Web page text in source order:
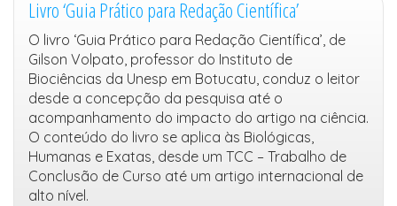
Livro ‘Guia Prático para Redação Científica’
O livro ‘Guia Prático para Redação Científica’, de
Gilson Volpato, professor do Instituto de
Biociências da Unesp em Botucatu, conduz o leitor
desde a concepção da pesquisa até o
acompanhamento do impacto do artigo na ciência.
O conteúdo do livro se aplica às Biológicas,
Humanas e Exatas, desde um TCC – Trabalho de
Conclusão de Curso até um artigo internacional de
alto nível.